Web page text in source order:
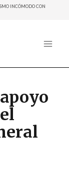
INCÓMODO CON